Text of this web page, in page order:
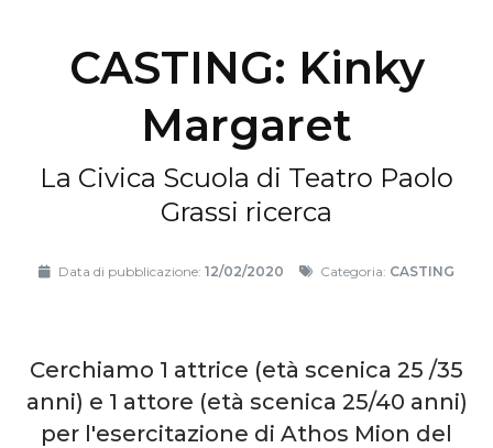
CASTING: Kinky
Margaret
La Civica Scuola di Teatro Paolo
Grassi ricerca
Data di pubblicazione:12/02/2020 Categoria: CASTING
Cerchiamo 1 attrice (età scenica 25 /35
anni) e 1 attore (età scenica 25/40 anni)
per l'esercitazione di Athos Mion del